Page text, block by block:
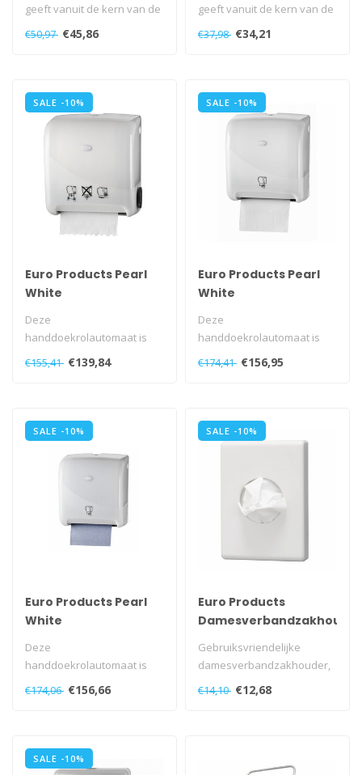
geeft vanuit de kern van de
dispenser meterslang papi..
€50,97 €45,86
geeft vanuit de kern van de
dispenser meterslang papi..
€37,98 €34,21
SALE -10%
Euro Products Pearl
White
Autocut Euro Matic
Deze
handdoekrolautomaat is
zeer geschikt voor
drukbezochte sanitaire
€155,41 €139,84
SALE -10%
Euro Products Pearl
White
Tear & Go Euro Matic
Deze
handdoekrolautomaat is
zeer geschikt voor
drukbezochte sanitaire
€174,41 €156,95
SALE -10%
Euro Products Pearl
White
Tear & Go Euro Motion
Deze
handdoekrolautomaat is
zeer geschikt voor
€174,06 €156,66
SALE -10%
Euro Products
Damesverbandzakhouder
kunststof wit
Gebruiksvriendelijke
damesverbandzakhouder,
eenvoudig te vullen met
€14,10 €12,68
SALE -10%